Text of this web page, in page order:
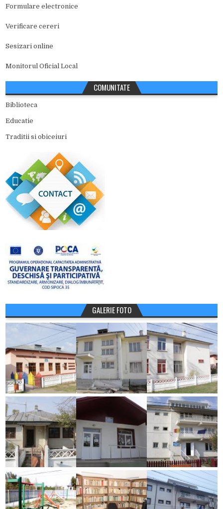
Formulare electronice
Verificare cereri
Sesizari online
Monitorul Oficial Local
COMUNITATE
Biblioteca
Educatie
Traditii si obiceiuri
GALERIE FOTO